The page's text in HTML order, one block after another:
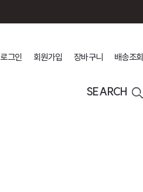
로그인 회원가입 장바구니 배송조회
SEARCH